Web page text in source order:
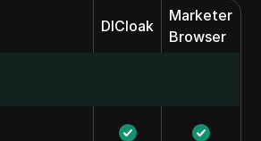
DICloak
Marketer
Browser